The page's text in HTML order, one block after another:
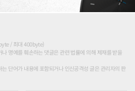
/ 최대 400byte)
명예를 훼손하는 댓글은 관련 법률에 의해 제재를 받을
단어가 내용에 포함되거나 인신공격성 글은 관리자의 판